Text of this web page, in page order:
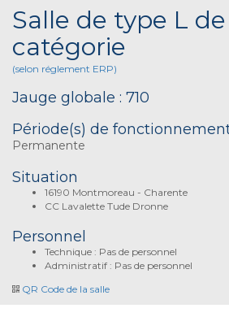
Salle de type L
catégorie
(selon réglement ERP)
Jauge globale : 710
Période(s) de
Permanente
Situation
16190 Montmoreau - Charente
CC Lavalette Tude Dronne
Personnel
Technique : Pas de personnel
Administratif : Pas de personnel
QR Code de la salle